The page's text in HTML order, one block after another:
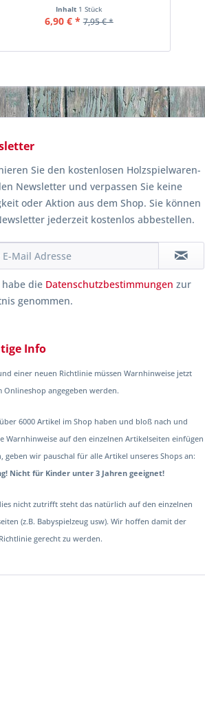
Inhalt 1 Stück
6,90 € * 7,95 € *
Sie den kostenlosen Holzspielwaren-
Newsletter und verpassen Sie keine
oder Aktion aus dem Shop. Sie können
jederzeit kostenlos abbestellen.
habe die Datenschutzbestimmungen zur
genommen.
Info
einer neuen Richtlinie müssen Warnhinweise jetzt
Onlineshop angegeben werden.
6000 Artikel im Shop haben und bloß nach und
Warnhinweise auf den einzelnen Artikelseiten einfügen
geben wir pauschal für alle Artikel unseres Shops an:
Nicht für Kinder unter 3 Jahren geeignet!
nicht zutrifft steht das natürlich auf den einzelnen
(z.B. Babyspielzeug usw). Wir hoffen damit der
gerecht zu werden.